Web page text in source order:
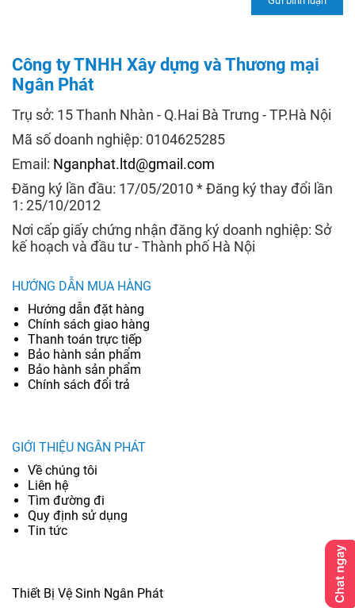
Công ty TNHH Xây dựng và Thương mại
Ngân Phát
Trụ sở: 15 Thanh Nhàn - Q.Hai Bà Trưng - TP.Hà Nội
Mã số doanh nghiệp: 0104625285
Email: Nganphat.ltd@gmail.com
Đăng ký lần đầu: 17/05/2010 * Đăng ký thay đổi lần
1: 25/10/2012
Nơi cấp giấy chứng nhận đăng ký doanh nghiệp: Sở
kế hoạch và đầu tư - Thành phố Hà Nội
HƯỚNG DẪN MUA HÀNG
Hướng dẫn đặt hàng
Chính sách giao hàng
Thanh toán trực tiếp
Bảo hành sản phẩm
Bảo hành sản phẩm
Chính sách đổi trả
GIỚI THIỆU NGÂN PHÁT
Về chúng tôi
Liên hệ
Tìm đường đi
Quy định sử dụng
Tin tức
Thiết Bị Vệ Sinh Ngân Phát